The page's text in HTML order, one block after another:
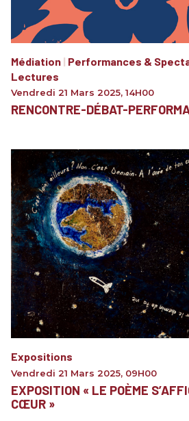
Médiation | Performances &
Lectures
Vendredi 21 Mars 2025, 14H00
RENCONTRE-DÉBAT-
Expositions
Vendredi 21 Mars 2025, 09H00
EXPOSITION « LE POÈME
CŒUR »